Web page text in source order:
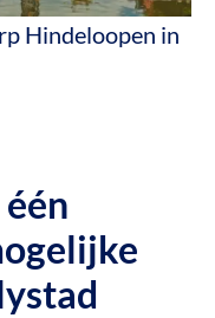
Hindeloopen in